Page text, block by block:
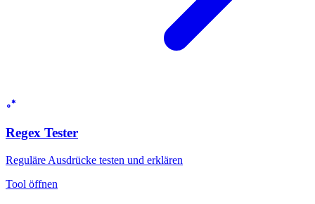
Regex Tester
Reguläre Ausdrücke testen und erklären
Tool öffnen